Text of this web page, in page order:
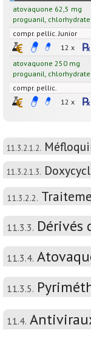
atovaquone 62,5 mg
proguanil chlorhydrate
compr. pellic. Junior
12 x
atovaquone 250 mg
proguanil chlorhydrate
compr. pellic.
12 x
11.3.2.1.2.
11.3.2.1.3.
11.3.2.2.
11.3.3.
11.3.4.
11.3.5.
11.4.